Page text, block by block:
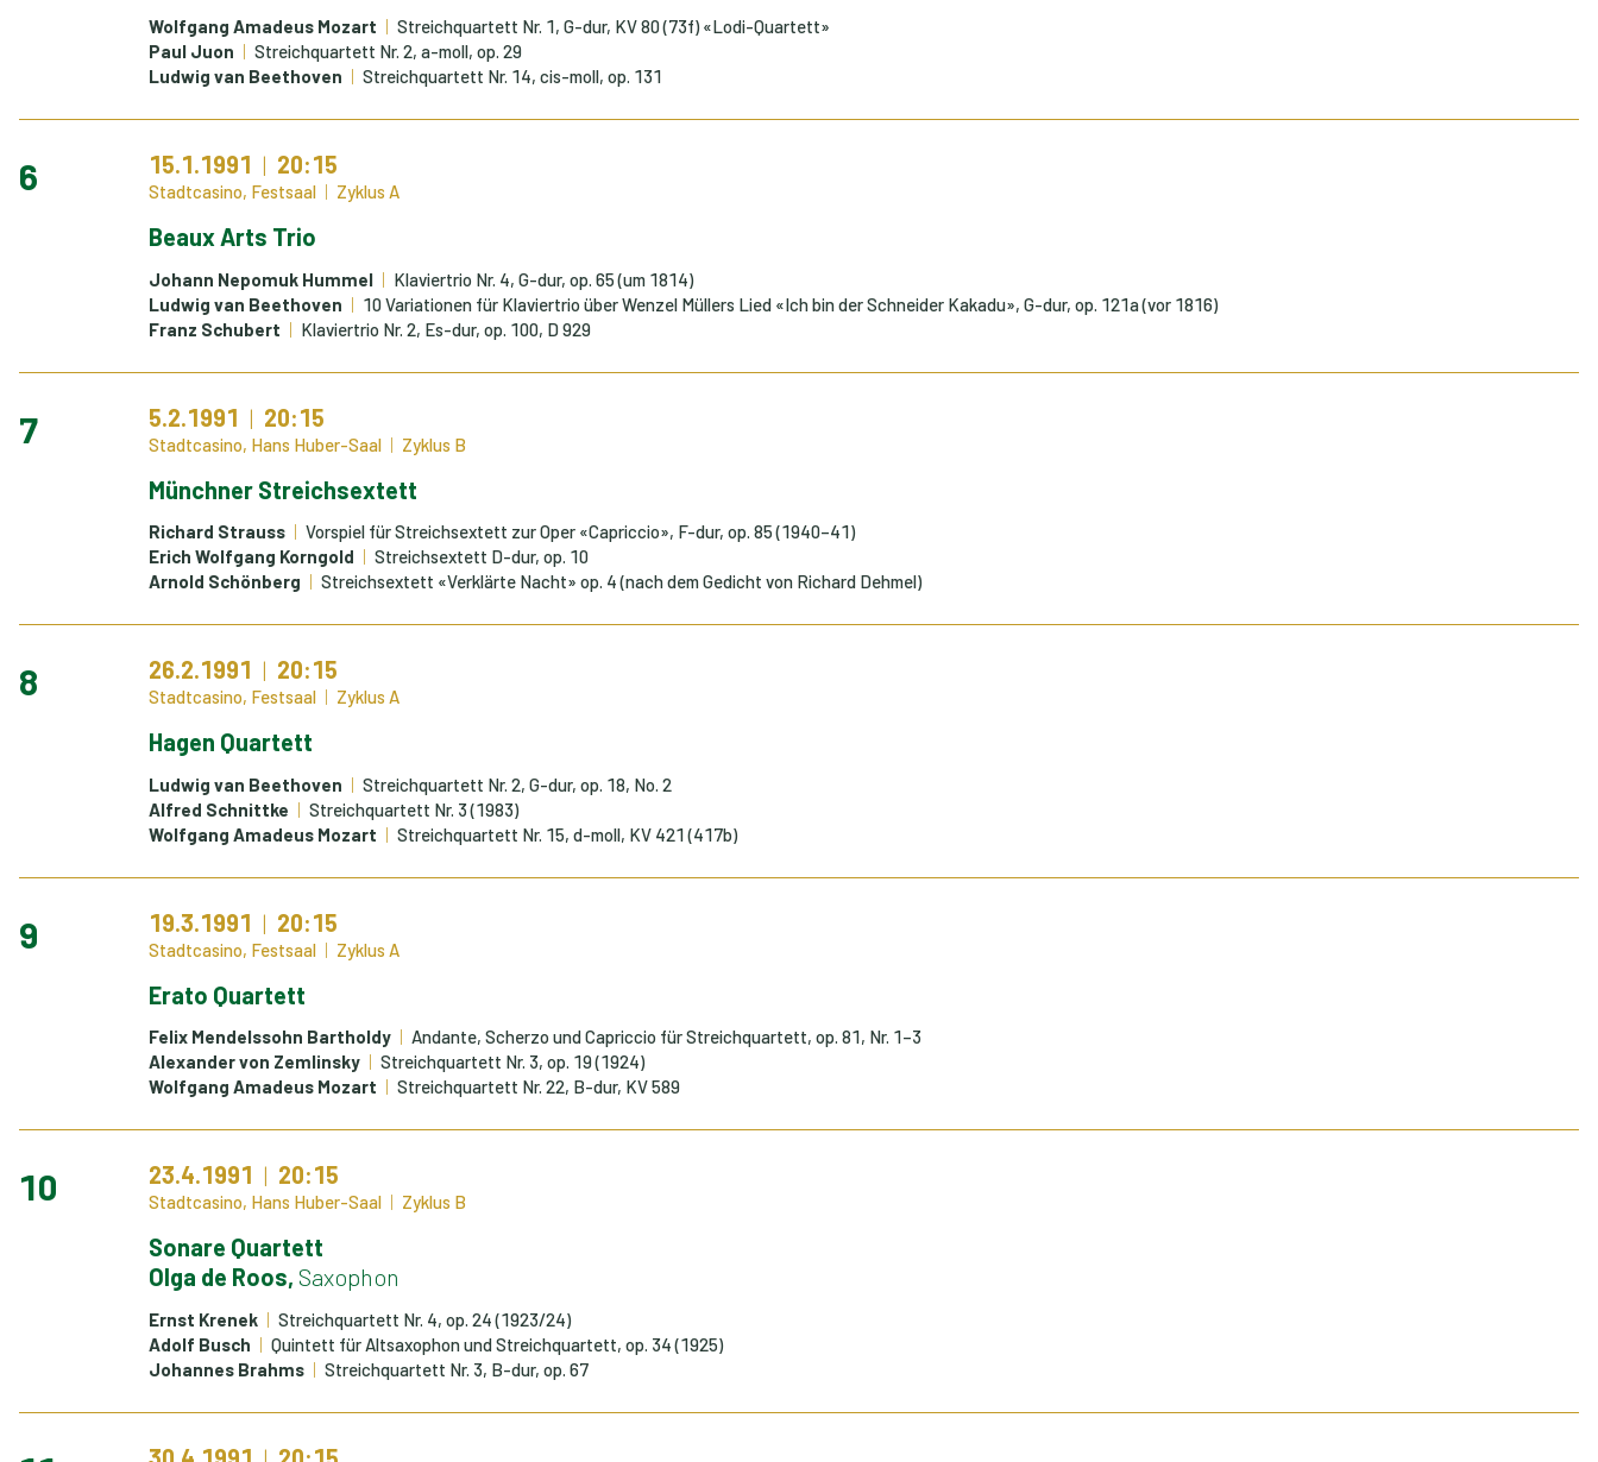
Wolfgang Amadeus Mozart
Streichquartett Nr. 1, G-dur, KV 80 (73f) «Lodi-Quartett»
Paul Juon
Streichquartett Nr. 2, a-moll, op. 29
Ludwig van Beethoven
Streichquartett Nr. 14, cis-moll, op. 131
6 15.1.1991 20:15
Stadtcasino, Festsaal Zyklus A
Beaux Arts Trio
Johann Nepomuk Hummel
Klaviertrio Nr. 4, G-dur, op. 65 (um 1814)
Ludwig van Beethoven
10 Variationen für Klaviertrio über Wenzel Müllers Lied «Ich bin der Schneider Kakadu», G-dur, op. 121a (vor 1816)
Franz Schubert
Klaviertrio Nr. 2, Es-dur, op. 100, D 929
7 5.2.1991 20:15
Stadtcasino, Hans Huber-Saal Zyklus B
Münchner Streichsextett
Richard Strauss
Vorspiel für Streichsextett zur Oper «Capriccio», F-dur, op. 85 (1940–41)
Erich Wolfgang Korngold
Streichsextett D-dur, op. 10
Arnold Schönberg
Streichsextett «Verklärte Nacht» op. 4 (nach dem Gedicht von Richard Dehmel)
8 26.2.1991 20:15
Stadtcasino, Festsaal Zyklus A
Hagen Quartett
Ludwig van Beethoven
Streichquartett Nr. 2, G-dur, op. 18, No. 2
Alfred Schnittke
Streichquartett Nr. 3 (1983)
Wolfgang Amadeus Mozart
Streichquartett Nr. 15, d-moll, KV 421 (417b)
9 19.3.1991 20:15
Stadtcasino, Festsaal Zyklus A
Erato Quartett
Felix Mendelssohn Bartholdy
Andante, Scherzo und Capriccio für Streichquartett, op. 81, Nr. 1–3
Alexander von Zemlinsky
Streichquartett Nr. 3, op. 19 (1924)
Wolfgang Amadeus Mozart
Streichquartett Nr. 22, B-dur, KV 589
10 23.4.1991 20:15
Stadtcasino, Hans Huber-Saal Zyklus B
Sonare Quartett
Olga de Roos,Saxophon
Ernst Krenek
Streichquartett Nr. 4, op. 24 (1923/24)
Adolf Busch
Quintett für Altsaxophon und Streichquartett, op. 34 (1925)
Johannes Brahms
Streichquartett Nr. 3, B-dur, op. 67